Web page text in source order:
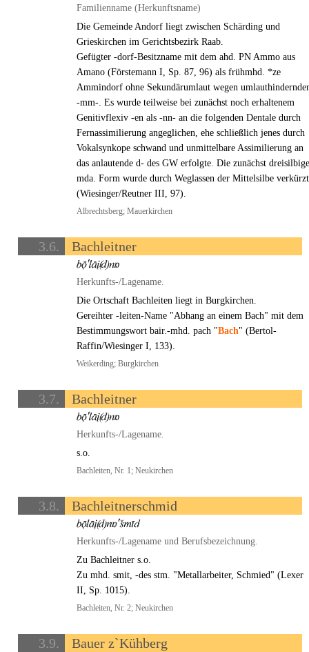
Familienname (Herkunftsname)
Die Gemeinde Andorf liegt zwischen Schärding und
Grieskirchen im Gerichtsbezirk Raab.
Gefügter -dorf-Besitzname mit dem ahd. PN Ammo aus
Amano (Förstemann I, Sp. 87, 96) als frühmhd. *ze
Ammindorf ohne Sekundärumlaut wegen
-mm-. Es wurde teilweise bei zunächst noch erhaltenem
Genitivflexiv -en als -nn- an die folgenden Dentale durch
Fernassimilierung angeglichen, ehe schließlich jenes durch
Vokalsynkope schwand und unmittelbare Assimilierung an
das anlautende d- des GW erfolgte. Die zunächst
mda. Form wurde durch Weglassen der Mittelsilbe verkürzt
(Wiesinger/Reutner III, 97).
Albrechtsberg; Mauerkirchen
3.6. Bachleitner
Herkunfts-/Lagename.
Die Ortschaft Bachleiten liegt in Burgkirchen.
Gereihter -leiten-Name "Abhang an einem Bach" mit dem
Bestimmungswort bair.-mhd. pach "Bach" (Bertol-
Raffin/Wiesinger I, 133).
Weikerding; Burgkirchen
3.7. Bachleitner
Herkunfts-/Lagename.
s.o.
Bachleiten, Nr. 1; Neukirchen
3.8. Bachleitnerschmid
Herkunfts-/Lagename und Berufsbezeichnung.
Zu Bachleitner s.o.
Zu mhd. smit, -des stm. "Metallarbeiter, Schmied" (Lexer
II, Sp. 1015).
Bachleiten, Nr. 2; Neukirchen
3.9. Bauer z`Kühberg